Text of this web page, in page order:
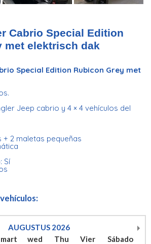
Cabrio Special Edition
met elektrisch dak
Special Edition Rubicon Grey met
Jeep cabrio y 4 × 4 vehículos del
+ 2 maletas pequeñas
Sí
AUGUSTUS 2026
mart wed Thu Vier
Sábado